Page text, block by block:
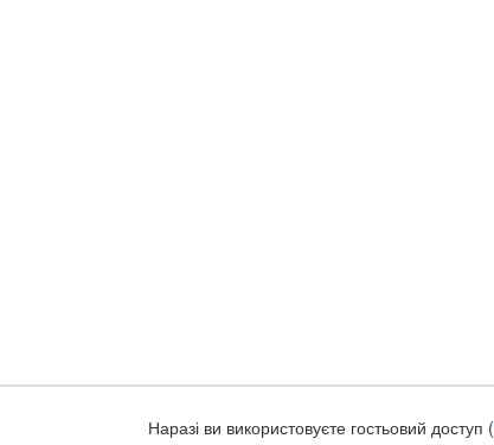
Наразі ви використовуєте гостьовий доступ (